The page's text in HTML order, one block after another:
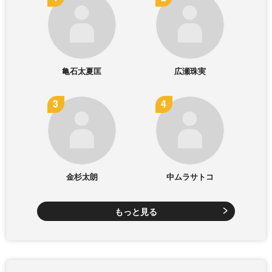
亀石太夏匡 広瀬珠実
金杉太朗 中ムラサトコ
もっと見る